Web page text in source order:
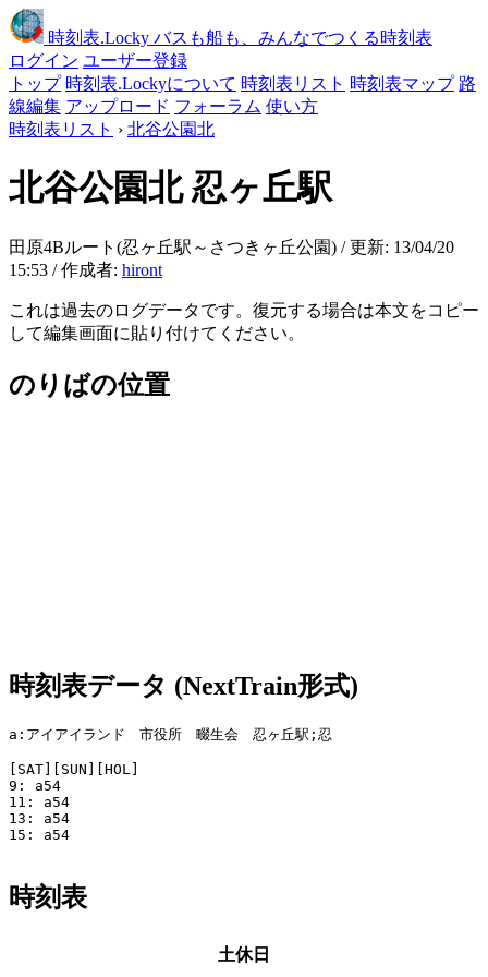
時刻表.Locky バスも船も、みんなでつくる時刻表
ログイン ユーザー登録
トップ 時刻表.Lockyについて 時刻表リスト 時刻表マップ 路
線編集 アップロード フォーラム 使い方
時刻表リスト › 北谷公園北
北谷公園北忍ヶ丘駅
田原4Bルート(忍ヶ丘駅～さつきヶ丘公園) / 更新: 13/04/20
15:53 / 作成者: hiront
これは過去のログデータです。復元する場合は本文をコピー
して編集画面に貼り付けてください。
のりばの位置
時刻表データ (NextTrain形式)
a:アイアイランド　市役所　畷生会　忍ヶ丘駅;忍
[SAT][SUN][HOL]
9: a54
11: a54
13: a54
15: a54
時刻表
土休日